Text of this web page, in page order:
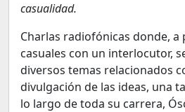
casualidad.
Charlas radiofónicas donde,
casuales con un interlocutor,
diversos temas relacionados
divulgación de las ideas, una
lo largo de toda su carrera,